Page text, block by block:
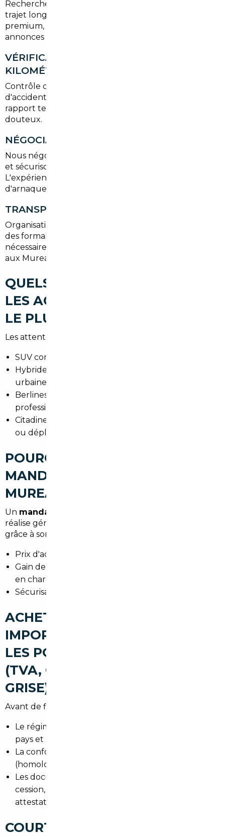
Recherche ciblée selon budget, usage (urbain ou
trajet longue distance) et préférences (SUV, citadine,
premium, hybride). Le courtier parcourt les
annonces européennes et filtre selon critères stricts.
VÉRIFICATION HISTORIQUE ET
KILOMÉTRAGE
Contrôle des factures d'entretien, du rapport
d'accidents et de la cohérence du kilométrage. Un
rapport technique permet d'écarter les véhicules
douteux.
NÉGOCIATION ET ACHAT
Nous négocions le meilleur prix, gérons les acomptes
et sécurisons la transaction par des contrats clairs.
L'expérience d'un courtier réduit les risques
d'arnaque.
TRANSPORT ET IMMATRICULATION
Organisation du transport routier, prise en charge
des formalités de dédouanement et de TVA si
nécessaire, puis immatriculation en France et livraison
aux Mureaux ou proximité.
QUELS TYPES DE VOITURES
LES ACHETEURS RECHERCHENT
LE PLUS À LES MUREAUX
Les attentes sont variées selon profils :
SUV compacts pour familles et trajets périurbains.
Hybrides et électriques pour circuler en zone
urbaine et réduire le coût carburant.
Berlines et modèles premium pour les
professionnels recherchant confort et image.
Citadines économiques pour jeunes conducteurs
ou déplacements quotidiens.
POURQUOI FAIRE APPEL À UN
MANDATAIRE AUTO À LES
MUREAUX
Un mandataire auto Les Mureaux
réalise généralement des économies importantes
grâce à son réseau d'import. Les bénéfices :
Prix d'achat inférieur au marché local.
Gain de temps : du choix à la livraison, tout est pris
en charge.
Sécurisation juridique et technique de l'achat.
ACHETER UNE VOITURE
IMPORTÉE À LES MUREAUX :
LES POINTS DE VIGILANCE
(TVA, CONFORMITÉ, CARTE
GRISE)
Avant de finaliser un achat importé, vérifiez :
Le régime de TVA (exonération ou TVA due selon
pays et statut du vendeur).
La conformité aux normes françaises
(homologation si nécessaire).
Les documents pour la carte grise : certificat de
cession, quitus fiscal, certificat de conformité ou
attestation d'identité.
COURTIER AUTOMOBILE LES